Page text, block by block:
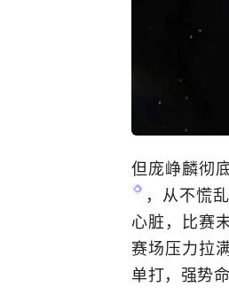
但庞峥麟彻
，从不慌
心脏，比赛
赛场压力拉
单打，强势